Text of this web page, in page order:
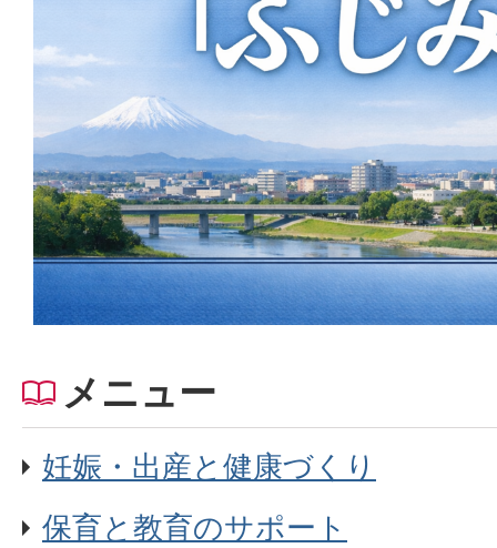
メニュー
妊娠・出産と健康づくり
保育と教育のサポート